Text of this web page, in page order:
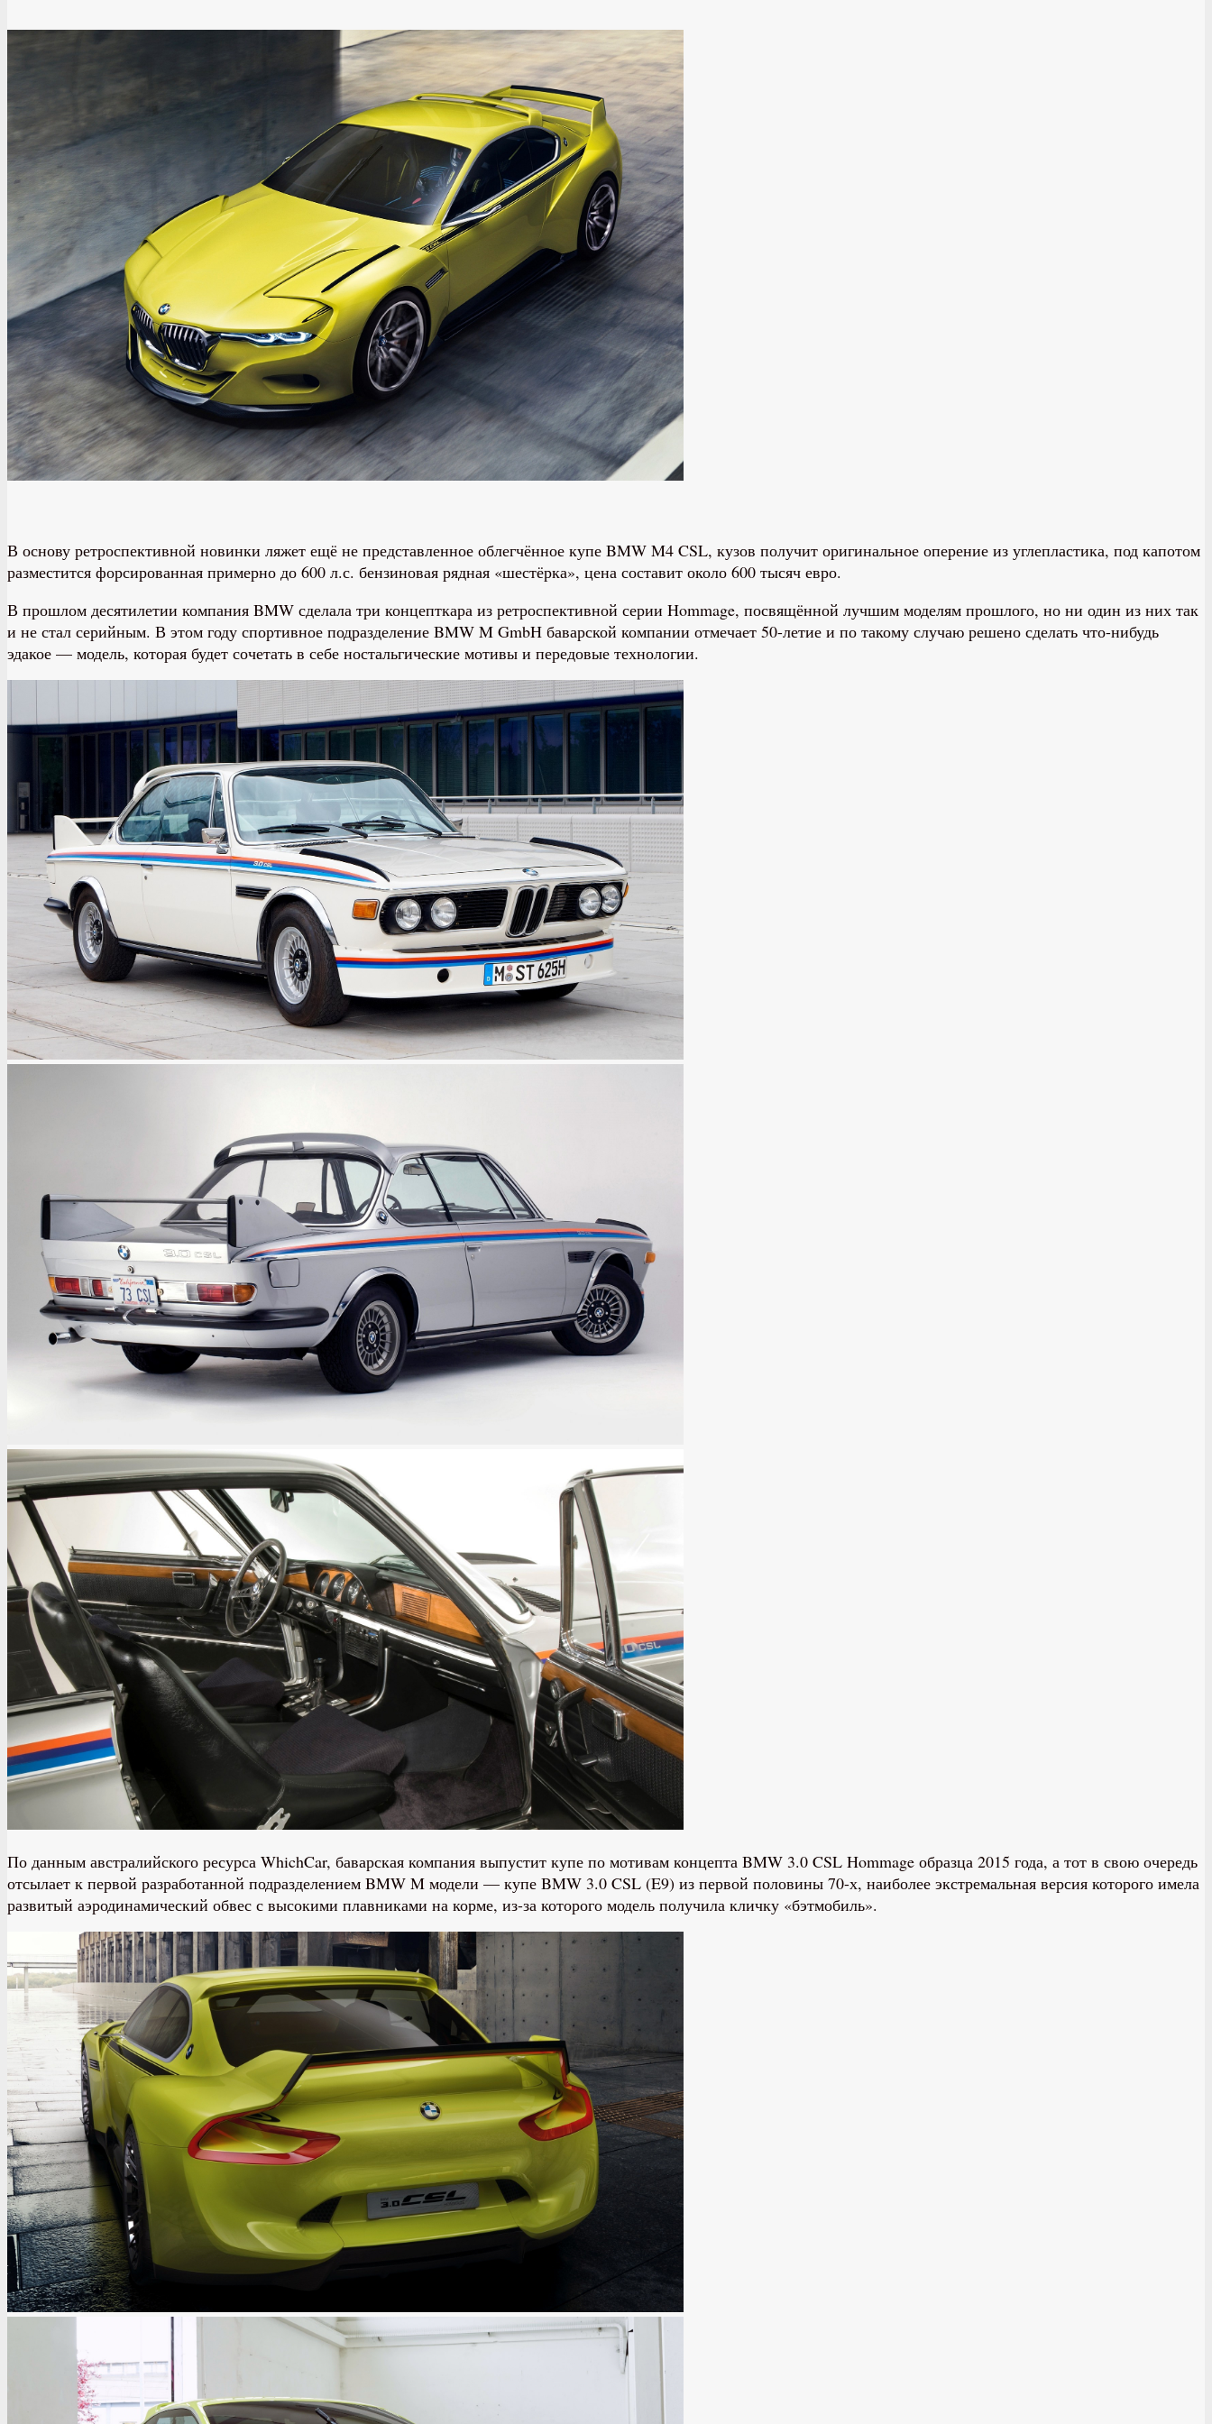
В основу ретроспективной новинки ляжет ещё не представленное облегчённое купе BMW M4 CSL, кузов получит оригинальное оперение из углепластика, под капотом
разместится форсированная примерно до 600 л.с. бензиновая рядная «шестёрка», цена составит около 600 тысяч евро.
В прошлом десятилетии компания BMW сделала три концепткара из ретроспективной серии Hommage, посвящённой лучшим моделям прошлого, но ни один из них так
и не стал серийным. В этом году спортивное подразделение BMW M GmbH баварской компании отмечает 50-летие и по такому случаю решено сделать что-нибудь
эдакое — модель, которая будет сочетать в себе ностальгические мотивы и передовые технологии.
По данным австралийского ресурса WhichCar, баварская компания выпустит купе по мотивам концепта BMW 3.0 CSL Hommage образца 2015 года, а тот в свою очередь
отсылает к первой разработанной подразделением BMW M модели — купе BMW 3.0 CSL (E9) из первой половины 70-х, наиболее экстремальная версия которого имела
развитый аэродинамический обвес с высокими плавниками на корме, из-за которого модель получила кличку «бэтмобиль».